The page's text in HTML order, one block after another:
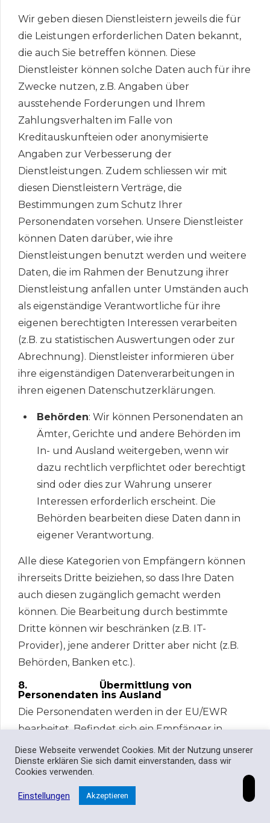
Wir geben diesen Dienstleistern jeweils die für
die Leistungen erforderlichen Daten bekannt,
die auch Sie betreffen können. Diese
Dienstleister können solche Daten auch für ihre
Zwecke nutzen, z.B. Angaben über
ausstehende Forderungen und Ihrem
Zahlungsverhalten im Falle von
Kreditauskunfteien oder anonymisierte
Angaben zur Verbesserung der
Dienstleistungen. Zudem schliessen wir mit
diesen Dienstleistern Verträge, die
Bestimmungen zum Schutz Ihrer
Personendaten vorsehen. Unsere Dienstleister
können Daten darüber, wie ihre
Dienstleistungen benutzt werden und weitere
Daten, die im Rahmen der Benutzung ihrer
Dienstleistung anfallen unter Umständen auch
als eigenständige Verantwortliche für ihre
eigenen berechtigten Interessen verarbeiten
(z.B. zu statistischen Auswertungen oder zur
Abrechnung). Dienstleister informieren über
ihre eigenständigen Datenverarbeitungen in
ihren eigenen Datenschutzerklärungen.
Behörden: Wir können Personendaten an
Ämter, Gerichte und andere Behörden im
In- und Ausland weitergeben, wenn wir
dazu rechtlich verpflichtet oder berechtigt
sind oder dies zur Wahrung unserer
Interessen erforderlich erscheint. Die
Behörden bearbeiten diese Daten dann in
eigener Verantwortung.
Alle diese Kategorien von Empfängern können
ihrerseits Dritte beiziehen, so dass Ihre Daten
auch diesen zugänglich gemacht werden
können. Die Bearbeitung durch bestimmte
Dritte können wir beschränken (z.B. IT-
Provider), jene anderer Dritter aber nicht (z.B.
Behörden, Banken etc.).
8. Übermittlung von
Personendaten ins Ausland
Die Personendaten werden in der EU/EWR
bearbeitet. Befindet sich ein Empfänger in
einem Land ohne angemessenen gesetzlichen
Datenschutz, verpflichten wir den Empfänger
Datenschutzes (dazu verwenden wir die
Diese Webseite verwendet Cookies. Mit der Nutzung unserer
Dienste erklären Sie sich damit einverstanden, dass wir
Cookies verwenden.
Einstellungen Akzeptieren